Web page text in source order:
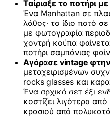
Ταίριαξε το ποτήρι
Ένα Manhattan σε
λάθος· το ίδιο ποτό
με φωτογραφία
χοντρή κούπα
ποτήρι σαμπάνιας
Αγόρασε vintage
μεταχειρισμένων
rocks glasses και
Ένα αρχικό σετ έξι
κοστίζει λιγότερο
κρασιού από